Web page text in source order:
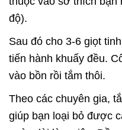
độ).
Sau đó cho 3-6 giọt
tiến hành khuấy đều.
vào bồn rồi tắm thôi.
Theo các chuyên gia,
giúp bạn loại bỏ được